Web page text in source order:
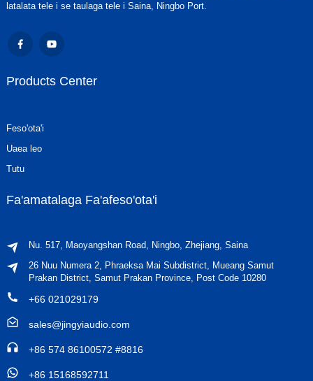
latalata tele i se taulaga tele i Saina, Ningbo Port.
Products Center
Feso'ota'i
Uaea leo
Tutu
Fa'amatalaga Fa'afeso'ota'i
Nu. 517, Maoyangshan Road, Ningbo, Zhejiang, Saina
26 Nuu Numera 2, Phraeksa Mai Subdistrict, Mueang Samut
Prakan District, Samut Prakan Province, Post Code 10280
+66 021029179
sales@jingyiaudio.com
+86 574 86100572 #8816
+86 15168592711